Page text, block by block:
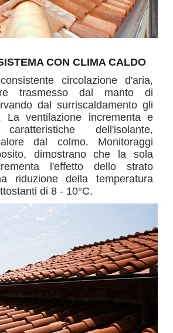
CON CLIMA CALDO
circolazione d'aria,
trasmesso dal manto di
dal surriscaldamento gli
La ventilazione incrementa e
dell'isolante,
dal colmo. Monitoraggi
dimostrano che la sola
l'effetto dello strato
riduzione della temperatura
di 8 - 10°C.